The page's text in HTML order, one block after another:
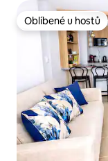
Oblíbené u hostů
Oblíbené u hostů